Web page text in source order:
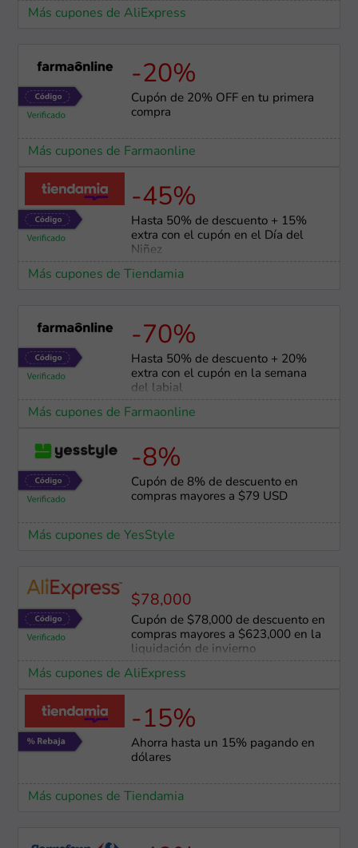
Más cupones de AliExpress
-20%
Cupón de 20% OFF en tu primera
compra
Más cupones de Farmaonline
-45%
Hasta 50% de descuento + 15%
extra con el cupón en el Día del
Niñez
Más cupones de Tiendamia
-70%
Hasta 50% de descuento + 20%
extra con el cupón en la semana
del labial
Más cupones de Farmaonline
-8%
Cupón de 8% de descuento en
compras mayores a $79 USD
Más cupones de YesStyle
$78,000
Cupón de $78,000 de descuento en
compras mayores a $623,000 en la
liquidación de invierno
Más cupones de AliExpress
-15%
Ahorra hasta un 15% pagando en
dólares
Más cupones de Tiendamia